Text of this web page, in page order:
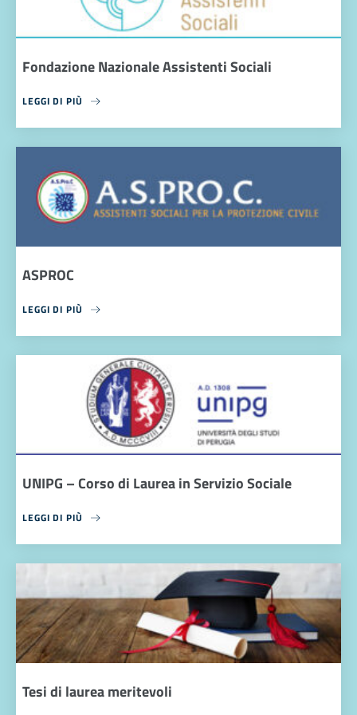
Fondazione Nazionale Assistenti Sociali
LEGGI DI PIÙ
ASPROC
LEGGI DI PIÙ
UNIPG – Corso di Laurea in Servizio Sociale
LEGGI DI PIÙ
Tesi di laurea meritevoli